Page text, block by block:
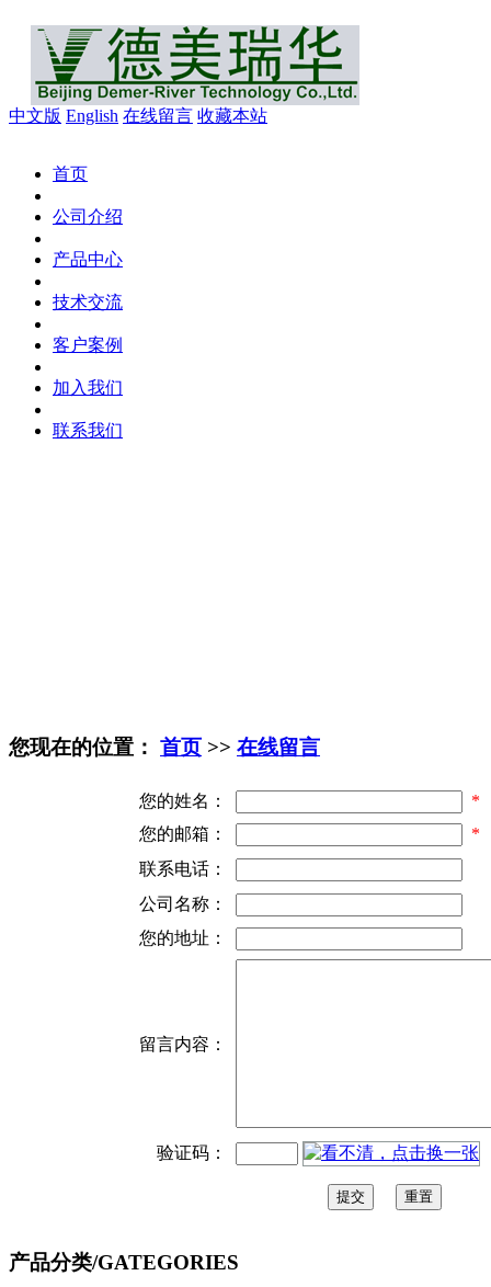
中文版 English 在线留言 收藏本站
首页
公司介绍
产品中心
技术交流
客户案例
加入我们
联系我们
您现在的位置： 首页 >> 在线留言
您的姓名：
*
您的邮箱：
*
联系电话：
公司名称：
您的地址：
留言内容：
验证码：
产品分类/GATEGORIES